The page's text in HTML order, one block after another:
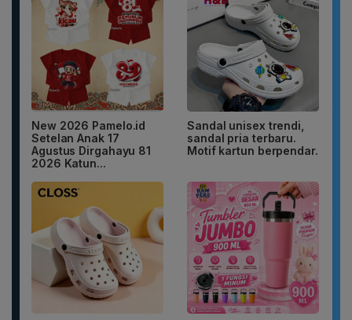
New 2026 Pamelo.id
Setelan Anak 17
Agustus Dirgahayu 81
2026 Katun...
Sandal unisex trendi,
sandal pria terbaru.
Motif kartun berpendar.